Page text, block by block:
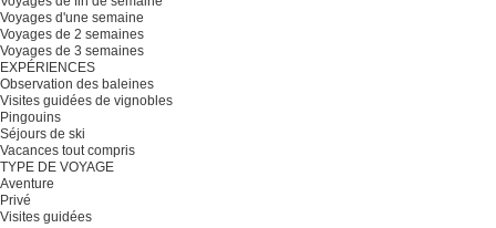
Voyages d'une semaine
Voyages de 2 semaines
Voyages de 3 semaines
EXPÉRIENCES
Observation des baleines
Visites guidées de vignobles
Pingouins
Séjours de ski
Vacances tout compris
TYPE DE VOYAGE
Aventure
Privé
Visites guidées